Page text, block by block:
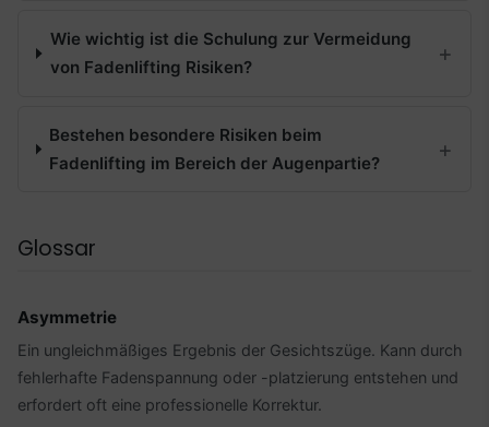
Wie wichtig ist die Schulung zur Vermeidung
von Fadenlifting Risiken?
Bestehen besondere Risiken beim
Fadenlifting im Bereich der Augenpartie?
Glossar
Asymmetrie
Ein ungleichmäßiges Ergebnis der Gesichtszüge. Kann durch
fehlerhafte Fadenspannung oder -platzierung entstehen und
erfordert oft eine professionelle Korrektur.